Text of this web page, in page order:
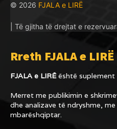
© 2026 FJALA e LIRË
| Të gjitha të drejtat e
Rreth FJALA e LIRË
FJALA e LIRËështë suplement
Merret me publikimin e
dhe analizave të ndryshme,
mbarëshqiptar.